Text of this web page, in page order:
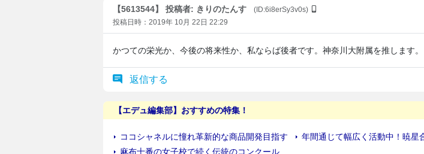
【5613544】 投稿者: きりのたんす
(ID:6i8erSy3v0s)
投稿日時：2019年 10月 22日 22:29
かつての栄光か、今後の将来性か、私ならば後者です。神奈川大附属を推します。
返信する